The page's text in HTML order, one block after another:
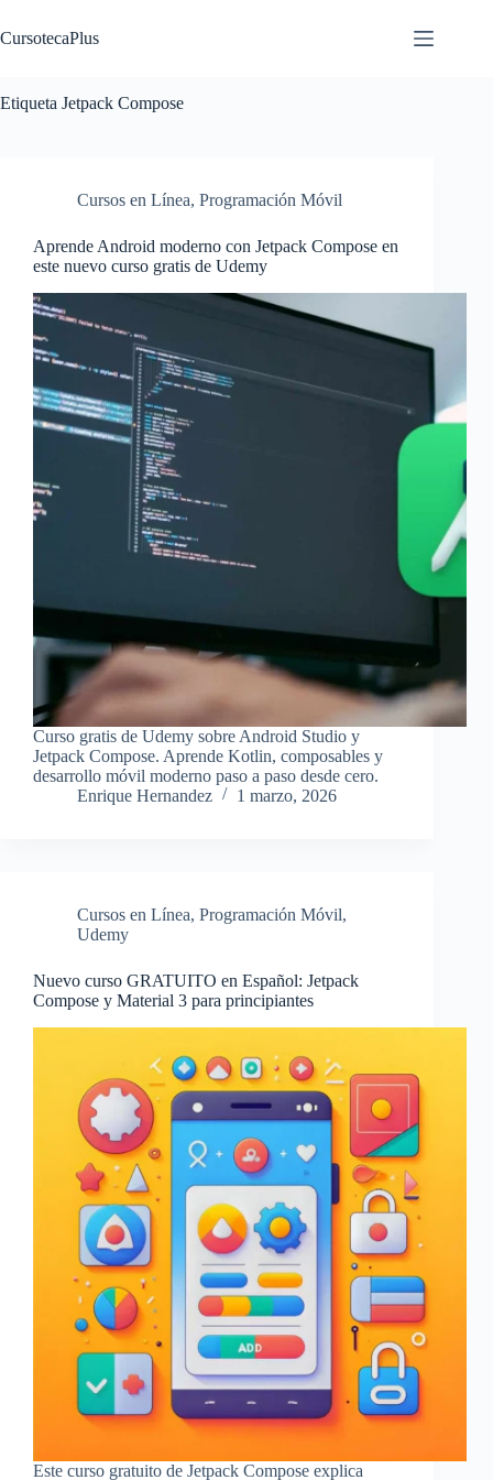
al
contenido
CursotecaPlus
Etiqueta Jetpack Compose
Cursos en Línea, Programación Móvil
Aprende Android moderno con Jetpack Compose en
este nuevo curso gratis de Udemy
Curso gratis de Udemy sobre Android Studio y
Jetpack Compose. Aprende Kotlin, composables y
desarrollo móvil moderno paso a paso desde cero.
Enrique Hernandez
1 marzo, 2026
Cursos en Línea, Programación Móvil,
Udemy
Nuevo curso GRATUITO en Español: Jetpack
Compose y Material 3 para principiantes
Este curso gratuito de Jetpack Compose explica